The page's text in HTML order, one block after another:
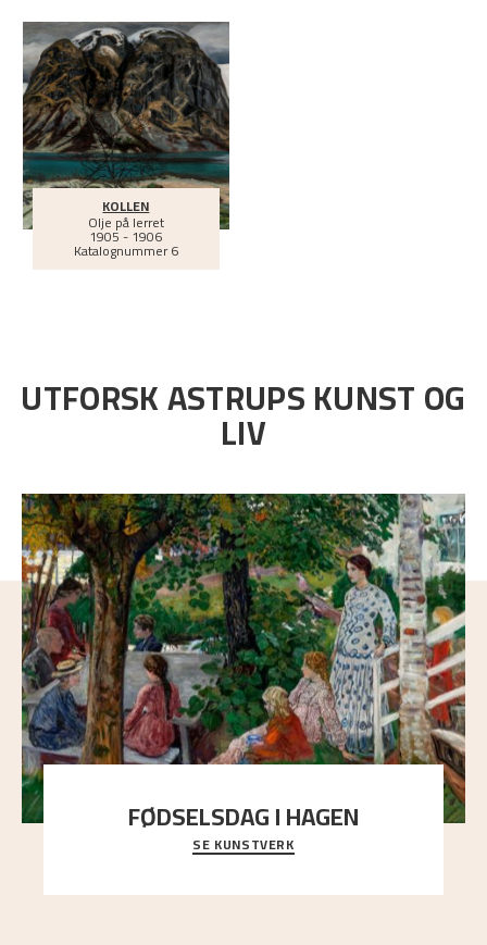
KOLLEN
Olje på lerret
1905 - 1906
Katalognummer 6
UTFORSK ASTRUPS KUNST OG
LIV
FØDSELSDAG I HAGEN
En gruppe mennesker er samlet under de store
trekronene i prestegårdshagen...
SE KUNSTVERK